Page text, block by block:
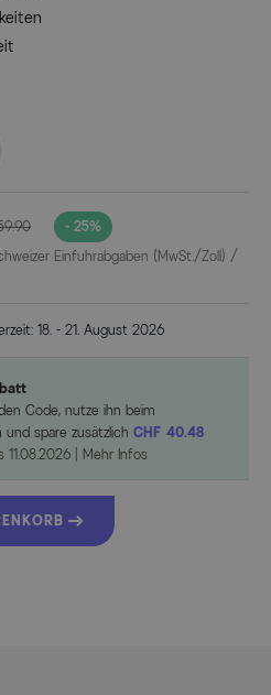
- 25%
Einfuhrabgaben (MwSt./Zoll) /
18. - 21. August 2026
Code, nutze ihn beim
und spare zusätzlich CHF 40.48
11.08.2026 Mehr Infos